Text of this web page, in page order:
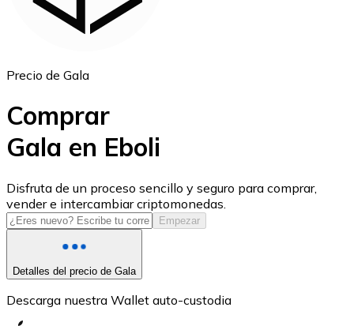
USD Coin
USDC
Precio de Gala
Comprar
Gala en Eboli
Disfruta de un proceso sencillo y seguro para comprar,
vender e intercambiar criptomonedas.
Empezar
Detalles del precio de Gala
Descarga nuestra Wallet auto-custodia